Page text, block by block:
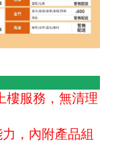
樓服務，無清理
，內附產品組